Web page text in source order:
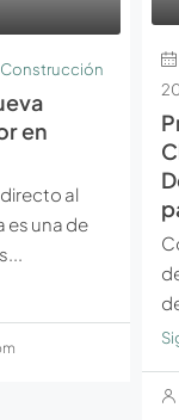
Construcción
en
al
una de